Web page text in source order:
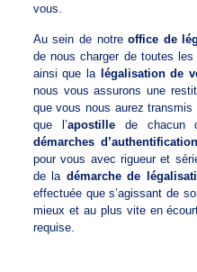
vous.
Au sein de notreoffice de
de nous charger de toutes les
ainsi que la légalisation de
nous vous assurons une
que vous nous aurez
que l’apostillede chacun
démarches
pour vous avec rigueur et
de la démarche de
effectuée que s’agissant de
mieux et au plus vite en
requise.